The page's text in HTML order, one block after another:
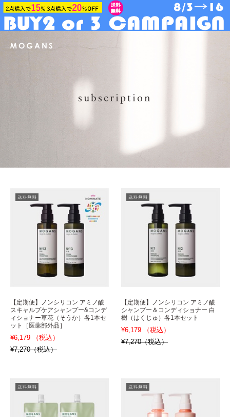
subscription
【定期便】ノンシリコン アミノ酸
スキャルプケアシャンプー&コンデ
ィショナー草花（そうか）各1本セ
ット［医薬部外品］
¥6,179 （税込）
¥7,270（税込）
【定期便】ノンシリコン アミノ酸
シャンプー＆コンディショナー 白
樹（はくじゅ）各1本セット
¥6,179 （税込）
¥7,270（税込）